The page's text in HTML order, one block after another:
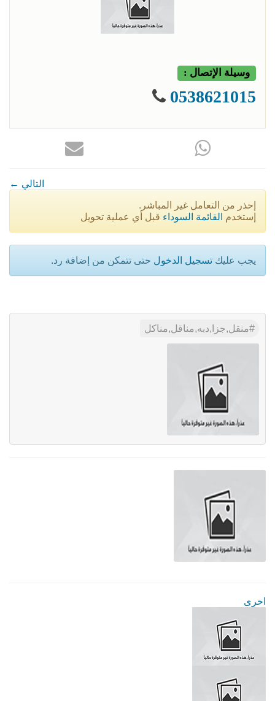
وسيلة الإتصال :
0538621015
← التالي
إحذر من التعامل غير المباشر.
إستخدم القائمة السوداء قبل أي عملية تحويل
يجب عليك تسجيل الدخول حتى تتمكن من إضافة رد.
منقل,جزا,دبه,مناقل,مناكل
اخرى